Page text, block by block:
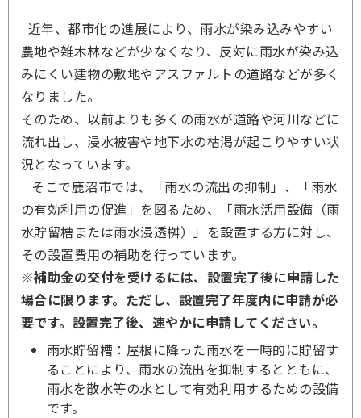
近年、都市化の進展により、雨水が染み込みやすい
農地や雑木林などが少なくなり、反対に雨水が染み込
みにくい建物の敷地やアスファルトの道路などが多く
なりました。
そのため、以前よりも多くの雨水が道路や河川などに
流れ出し、浸水被害や地下水の枯渇が起こりやすい状
況となっています。
そこで鹿沼市では、「雨水の流出の抑制」、「雨水
の有効利用の促進」を図るため、「雨水活用設備（雨
水貯留槽または雨水浸透桝）」を設置する方に対し、
その設置費用の補助を行っています。
※補助金の交付を受けるには、設置完了後に申請した
場合に限ります。ただし、設置完了年度内に申請が必
要です。設置完了後、速やかに申請してください。
雨水貯留槽：屋根に降った雨水を一時的に貯留す
ることにより、雨水の流出を抑制するとともに、
雨水を散水等の水として有効利用するための設備
です。